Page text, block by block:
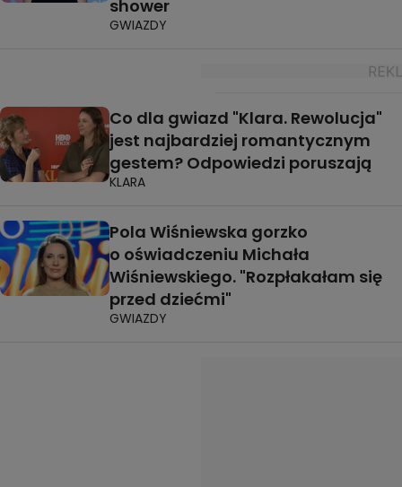
shower
GWIAZDY
Co dla gwiazd "Klara. Rewolucja"
jest najbardziej romantycznym
gestem? Odpowiedzi poruszają
KLARA
Pola Wiśniewska gorzko
o oświadczeniu Michała
Wiśniewskiego. "Rozpłakałam się
przed dziećmi"
GWIAZDY